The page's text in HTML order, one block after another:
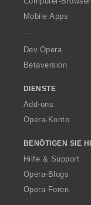
p
a
Mobile Apps
Dev.Opera
Betaversion
DIENSTE
Add-ons
Opera-Konto
BENÖTIGEN SIE
Hilfe & Support
Opera-Blogs
Opera-Foren